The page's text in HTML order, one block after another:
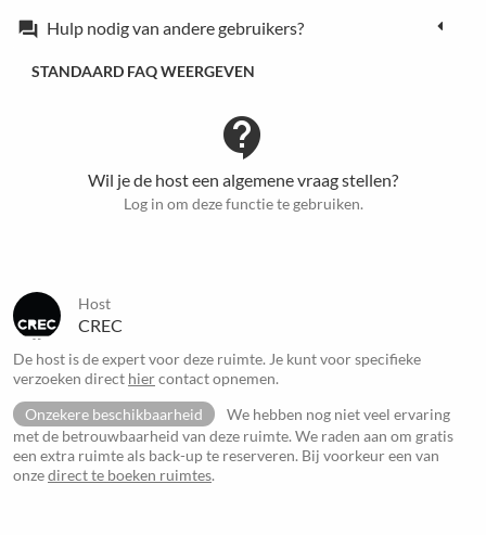
forum Hulp nodig van andere gebruikers?
STANDAARD FAQ WEERGEVEN
contact_support
Wil je de host een algemene vraag stellen?
Log in om deze functie te gebruiken.
Host
CREC
De host is de expert voor deze ruimte. Je kunt voor specifieke
verzoeken direct hiercontact opnemen.
Onzekere beschikbaarheid
We hebben nog niet veel ervaring
met de betrouwbaarheid van deze ruimte. We raden aan om gratis
een extra ruimte als back-up te reserveren. Bij voorkeur een van
onzedirect te boeken ruimtes.